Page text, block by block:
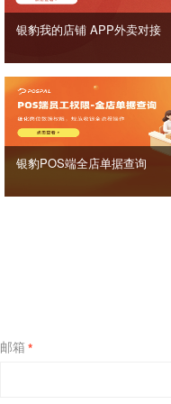
银豹我的店铺 APP外卖对接
银豹POS端全店单据查询
邮箱 *